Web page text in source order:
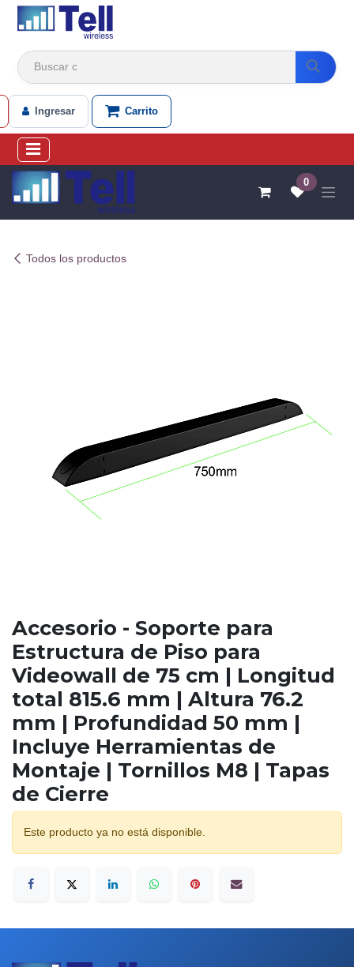
Ir al contenido
Ingresar Carrito
0
Todos los productos
Accesorio - Soporte para
Estructura de Piso para
Videowall de 75 cm | Longitud
total 815.6 mm | Altura 76.2
mm | Profundidad 50 mm |
Incluye Herramientas de
Montaje | Tornillos M8 | Tapas
de Cierre
Este producto ya no está disponible.